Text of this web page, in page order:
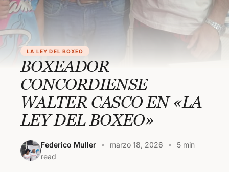
LA LEY DEL BOXEO
BOXEADOR
CONCORDIENSE
WALTER CASCO EN «LA
LEY DEL BOXEO»
Federico Muller marzo 18, 2026
5 min
read